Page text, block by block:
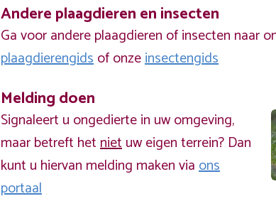
Andere plaagdieren en insecten
Ga voor andere plaagdieren of insecten naar
plaagdierengidsof onzeinsectengids
Melding doen
Signaleert u ongedierte in uw omgeving,
maar betreft hetnietuw eigen terrein? Dan
kunt u hiervan melding maken viaons
portaal